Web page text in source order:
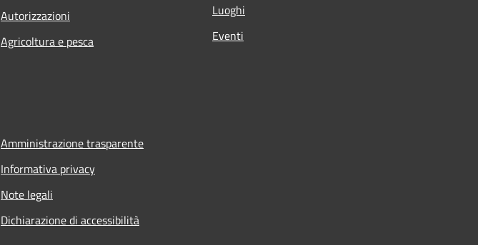
Autorizzazioni
Agricoltura e pesca
Luoghi
Eventi
Amministrazione trasparente
Informativa privacy
Note legali
Dichiarazione di accessibilità